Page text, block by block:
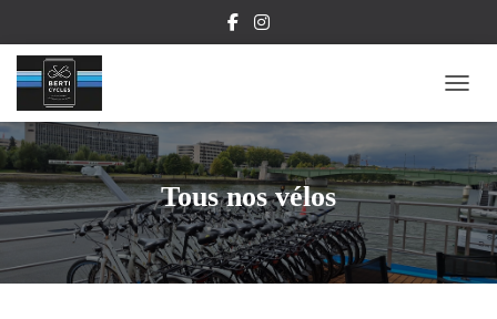
Tous nos vélos